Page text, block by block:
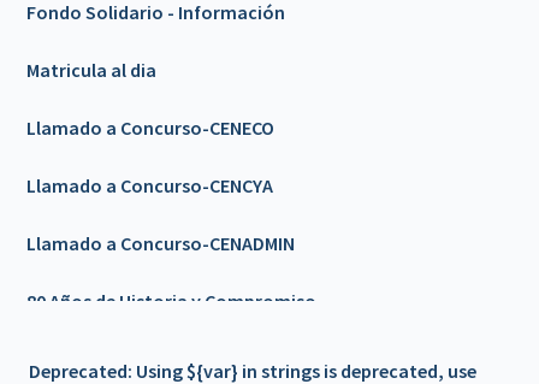
Fondo Solidario - Información
Matricula al dia
Llamado a Concurso-CENECO
Llamado a Concurso-CENCYA
Llamado a Concurso-CENADMIN
80 Años de Historia y Compromiso
Llamado a Concurso-CENCYA
Deprecated: Using ${var} in strings is deprecated, use